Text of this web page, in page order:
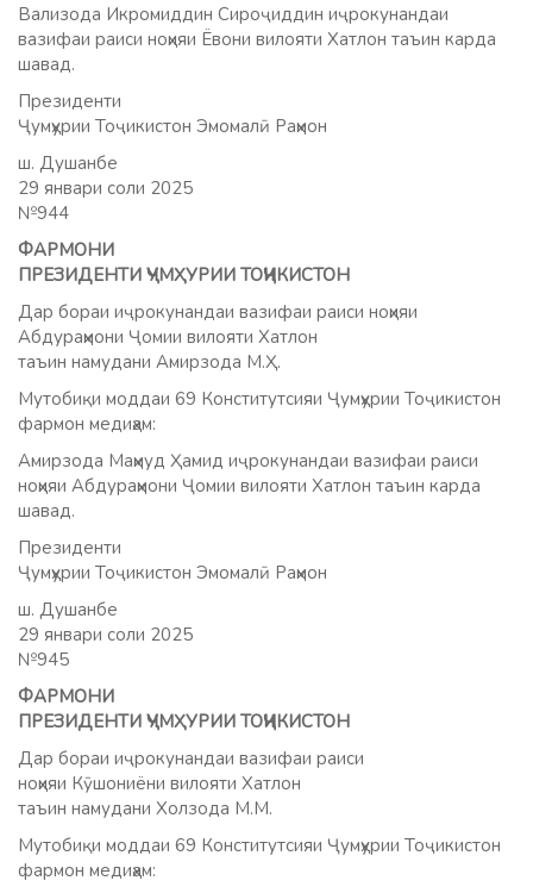
Вализода Икромиддин Сироҷиддин иҷрокунандаи
вазифаи раиси ноҳияи Ёвони вилояти Хатлон таъин карда
шавад.
Президенти
Ҷумҳурии Тоҷикистон Эмомалӣ Раҳмон
ш. Душанбе
29 январи соли 2025
№944
ФАРМОНИ
ПРЕЗИДЕНТИ ҶУМҲУРИИ ТОҶИКИСТОН
Дар бораи иҷрокунандаи вазифаи раиси ноҳияи
Абдураҳмони Ҷомии вилояти Хатлон
таъин намудани Амирзода М.Ҳ.
Мутобиқи моддаи 69 Конститутсияи Ҷумҳурии Тоҷикистон
фармон медиҳам:
Амирзода Маҳмуд Ҳамид иҷрокунандаи вазифаи раиси
ноҳияи Абдураҳмони Ҷомии вилояти Хатлон таъин карда
шавад.
Президенти
Ҷумҳурии Тоҷикистон Эмомалӣ Раҳмон
ш. Душанбе
29 январи соли 2025
№945
ФАРМОНИ
ПРЕЗИДЕНТИ ҶУМҲУРИИ ТОҶИКИСТОН
Дар бораи иҷрокунандаи вазифаи раиси
ноҳияи Кӯшониёни вилояти Хатлон
таъин намудани Холзода М.М.
Мутобиқи моддаи 69 Конститутсияи Ҷумҳурии Тоҷикистон
фармон медиҳам: